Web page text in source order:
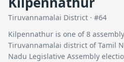
Tiruvannamalai District · #64
Kilpennathur is one of8
Tiruvannamalai district of Tamil
Nadu Legislative Assembly